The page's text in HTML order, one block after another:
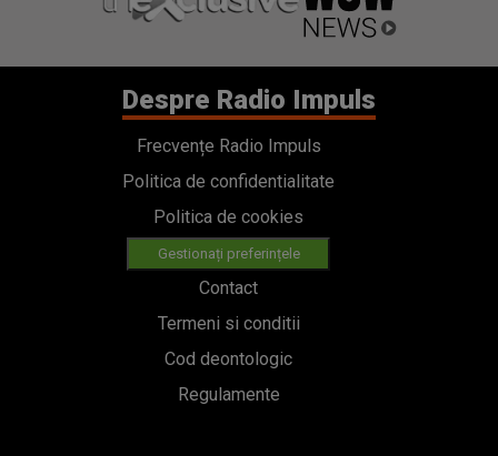
Despre Radio Impuls
Frecvențe Radio Impuls
Politica de confidentialitate
Politica de cookies
Gestionați preferințele
Contact
Termeni si conditii
Cod deontologic
Regulamente